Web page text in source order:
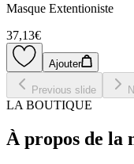
Masque Extentioniste
37,13€
Ajouter
Previous slide
LA BOUTIQUE
À propos de la